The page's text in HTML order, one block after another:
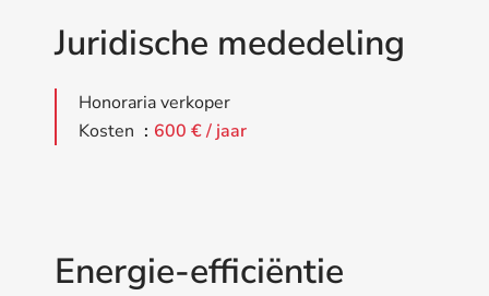
Juridische mededeling
Honoraria verkoper
Kosten
600 € / jaar
Energie-efficiëntie